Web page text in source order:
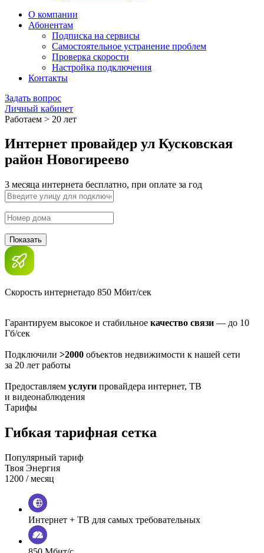
О компании
Абонентам
Подписка на сервисы
Самостоятельное устранение проблем
Проверка скорости
Настройка подключения
Контакты
Задать вопрос
Личный кабинет
Работаем > 20 лет
Интернет провайдер ул Кусковская
район Новогиреево
3 месяца интернета бесплатно, при оплате за год
Показать
Скорость интернетадо 850 Мбит/сек
Гарантируем высокое и стабильное качество связи — до 10
Гб/сек
Подключили >2000 объектов недвижимости к нашей сети
за 20 лет работы
Предоставляем услуги провайдера интернет, ТВ
и видеонаблюдения
Тарифы
Гибкая тарифная сетка
Популярный тариф
Твоя Энергия
1200 / месяц
Интернет + ТВ для самых требовательных